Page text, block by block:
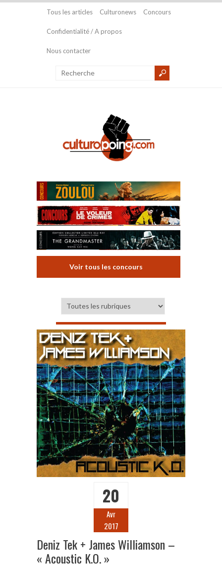
Tous les articles Culturonews Concours
Confidentialité / A propos
Nous contacter
Voir tous les concours
20
Avr
2017
Deniz Tek + James Williamson –
« Acoustic K.O. »